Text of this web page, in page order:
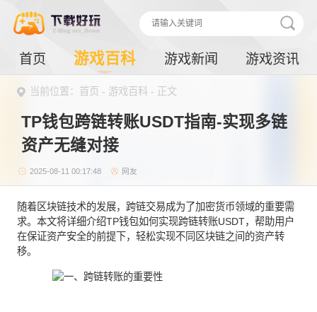
首页 游戏百科 游戏新闻 游戏资讯
当前位置： 首页 - 游戏百科 - 正文
TP钱包跨链转账USDT指南-实现多链
资产无缝对接
2025-08-11 00:17:48 网友
随着区块链技术的发展，跨链交易成为了加密货币领域的重要需
求。本文将详细介绍TP钱包如何实现跨链转账USDT，帮助用户
在保证资产安全的前提下，轻松实现不同区块链之间的资产转
移。